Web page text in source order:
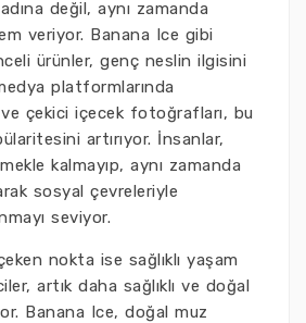
değil, aynı zamanda
veriyor. Banana Ice gibi
ürünler, genç neslin ilgisini
platformlarında
çekici içecek fotoğrafları, bu
artırıyor. İnsanlar,
kalmayıp, aynı zamanda
sosyal çevreleriyle
seviyor.
nokta ise sağlıklı yaşam
artık daha sağlıklı ve doğal
Banana Ice, doğal muz